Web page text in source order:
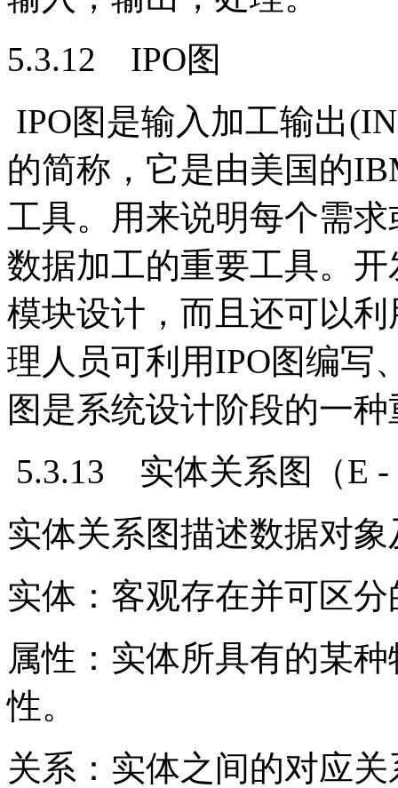
5.3.12 IPO图
IPO图是输入加工输出
的简称，它是由美国的
工具。用来说明每个需
数据加工的重要工具。
模块设计，而且还可以
理人员可利用IPO图编写
图是系统设计阶段的一
5.3.13 实体关系图（E -
实体关系图描述数据对
实体：客观存在并可区
属性：实体所具有的某
性。
关系：实体之间的对应